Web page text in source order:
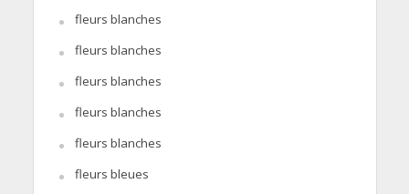
fleurs blanches
fleurs blanches
fleurs blanches
fleurs blanches
fleurs blanches
fleurs bleues